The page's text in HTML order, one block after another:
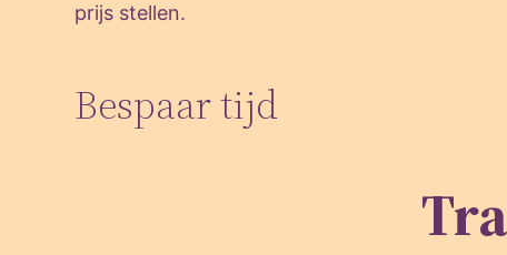
prijs stellen.
Bespaar tijd